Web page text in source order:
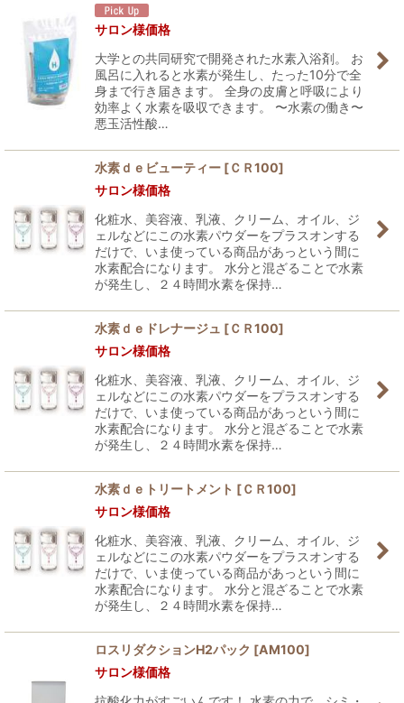
サロン様価格
大学との共同研究で開発された水素入浴剤。 お
風呂に入れると水素が発生し、たった10分で全
身まで行き届きます。 全身の皮膚と呼吸により
効率よく水素を吸収できます。 〜水素の働き〜
悪玉活性酸…
水素ｄｅビューティー [ＣＲ100]
サロン様価格
化粧水、美容液、乳液、クリーム、オイル、ジ
ェルなどにこの水素パウダーをプラスオンする
だけで、いま使っている商品があっという間に
水素配合になります。 水分と混ざることで水素
が発生し、２４時間水素を保持…
水素ｄｅドレナージュ [ＣＲ100]
サロン様価格
化粧水、美容液、乳液、クリーム、オイル、ジ
ェルなどにこの水素パウダーをプラスオンする
だけで、いま使っている商品があっという間に
水素配合になります。 水分と混ざることで水素
が発生し、２４時間水素を保持…
水素ｄｅトリートメント [ＣＲ100]
サロン様価格
化粧水、美容液、乳液、クリーム、オイル、ジ
ェルなどにこの水素パウダーをプラスオンする
だけで、いま使っている商品があっという間に
水素配合になります。 水分と混ざることで水素
が発生し、２４時間水素を保持…
ロスリダクションH2パック [AM100]
サロン様価格